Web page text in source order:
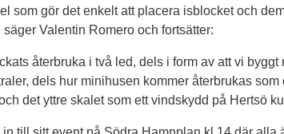
som gör det enkelt att placera isblocket och
Valentin Romero och fortsätter:
återbruka i två led, dels i form av att vi
dels hur minihusen kommer återbrukas
det yttre skalet som ett vindskydd på Hertsö